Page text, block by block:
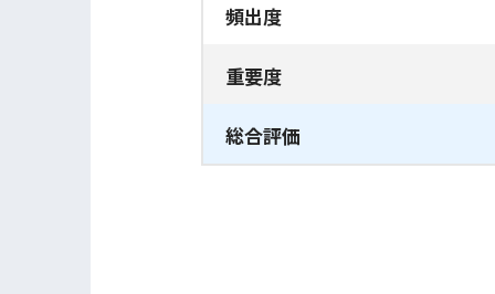
頻出度
重要度
総合評価